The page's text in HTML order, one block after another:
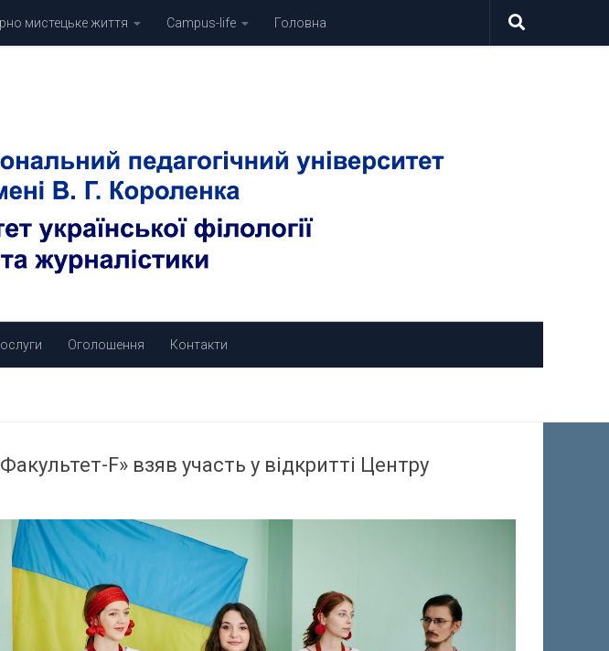
мистецьке життя Campus-life Головна
Оголошення Контакти
F» взяв участь у відкритті Центру